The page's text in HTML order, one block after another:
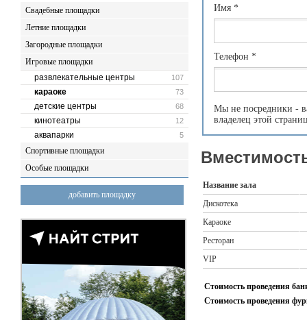
Свадебные площадки
Летние площадки
Загородные площадки
Игровые площадки
107
развлекательные центры
73
караоке
68
детские центры
12
кинотеатры
5
аквапарки
Спортивные площадки
Особые площадки
добавить площадку
Имя *
Телефон *
Мы не посредники -
владелец этой
Название зала
Дискотека
Караоке
Ресторан
VIP
Стоимость проведения
Стоимость проведения